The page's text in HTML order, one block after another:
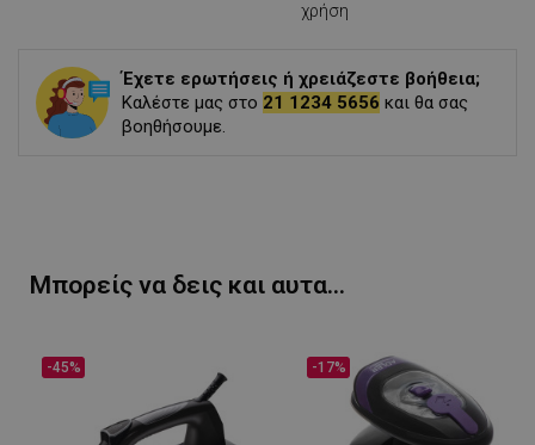
χρήση
Έχετε ερωτήσεις ή χρειάζεστε βοήθεια;
Καλέστε μας στο 21 1234 5656 και θα σας
βοηθήσουμε.
Μπορείς να δεις και αυτα...
-45% -17%